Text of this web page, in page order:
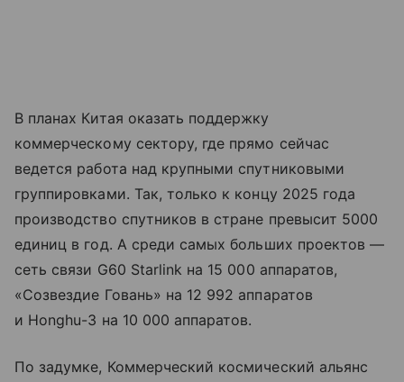
В планах Китая оказать поддержку
коммерческому сектору, где прямо сейчас
ведется работа над крупными спутниковыми
группировками. Так, только к концу 2025 года
производство спутников в стране превысит 5000
единиц в год. А среди самых больших проектов —
сеть связи G60 Starlink на 15 000 аппаратов,
«Созвездие Говань» на 12 992 аппаратов
и Honghu-3 на 10 000 аппаратов.
По задумке, Коммерческий космический альянс